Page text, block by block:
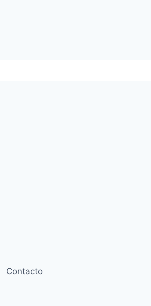
Contacto